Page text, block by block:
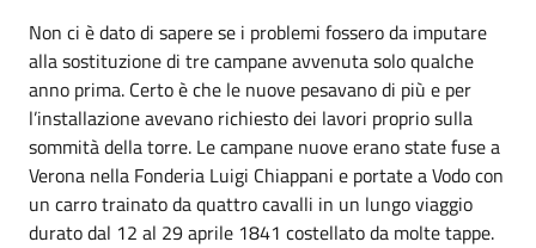
Non ci è dato di sapere se i problemi fossero da imputare
alla sostituzione di tre campane avvenuta solo qualche
anno prima. Certo è che le nuove pesavano di più e per
l’installazione avevano richiesto dei lavori proprio sulla
sommità della torre. Le campane nuove erano state fuse a
Verona nella Fonderia Luigi Chiappani e portate a Vodo con
un carro trainato da quattro cavalli in un lungo viaggio
durato dal 12 al 29 aprile 1841 costellato da molte tappe.